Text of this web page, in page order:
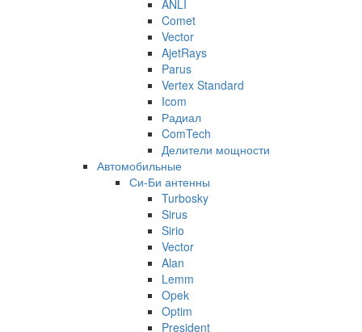
ANLI
Comet
Vector
AjetRays
Parus
Vertex Standard
Icom
Радиал
ComTech
Делители мощности
Автомобильные
Си-Би антенны
Turbosky
Sirus
Sirio
Vector
Alan
Lemm
Opek
Optim
President